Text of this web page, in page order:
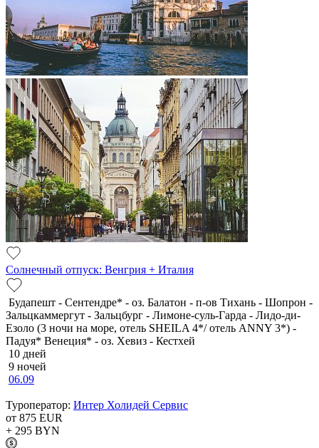
Солнечный отпуск: Венгрия + Италия
Будапешт - Сентендре* - оз. Балатон - п-ов Тихань - Шопрон -
Зальцкаммергут - Зальцбург - Лимоне-суль-Гарда - Лидо-ди-
Езоло (3 ночи на море, отель SHEILA 4*/ отель ANNY 3*) -
Падуя* Венеция* - оз. Хевиз - Кестхей
10 дней
9 ночей
06.09
Туроператор: Интер Холидей Сервис
от 875 EUR
+ 295 BYN